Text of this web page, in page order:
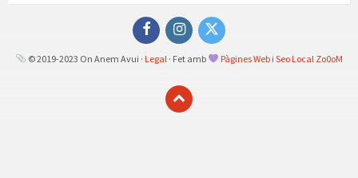
FacebookInstagramTwitter
© 2019-2023 On Anem Avui · Legal · Fet amb Pàgines Web i Seo Local Zo0oM